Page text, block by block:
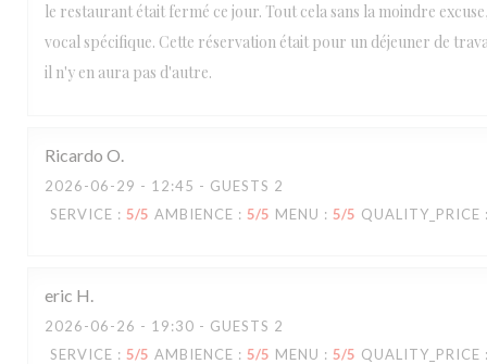
le restaurant était fermé ce jour. Tout cela sans la moindre
vocal spécifique. Cette réservation était pour un déjeuner de
il n'y en aura pas d'autre.
Ricardo O
2026-06-29 - 12:45 - GUESTS 2
SERVICE : 5/5 AMBIENCE : 5/5 MENU : 5/5 QUALITY_PRICE
eric H
2026-06-26 - 19:30 - GUESTS 2
SERVICE : 5/5 AMBIENCE : 5/5 MENU : 5/5 QUALITY_PRICE